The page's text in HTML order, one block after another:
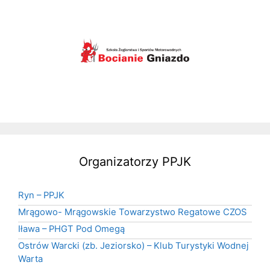
Organizatorzy PPJK
Ryn – PPJK
Mrągowo- Mrągowskie Towarzystwo Regatowe CZOS
Iława – PHGT Pod Omegą
Ostrów Warcki (zb. Jeziorsko) – Klub Turystyki Wodnej
Warta